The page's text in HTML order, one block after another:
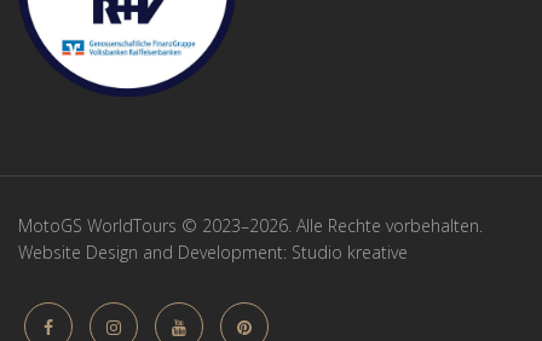
MotoGS WorldTours © 2023–2026. Alle Rechte vorbehalten.
Website Design and Development: Studio kreative